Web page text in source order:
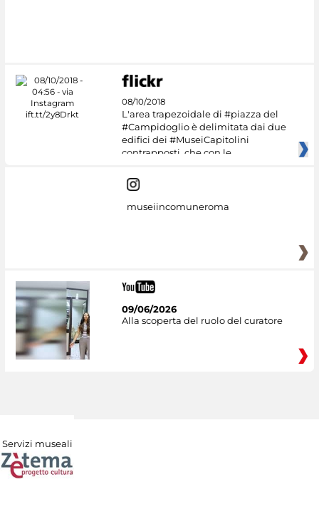
08/10/2018
L'area trapezoidale di #piazza del
#Campidoglio è delimitata dai due
edifici dei #MuseiCapitolini
contrapposti, che con le
museiincomuneroma
09/06/2026
Alla scoperta del ruolo del curatore
Servizi museali